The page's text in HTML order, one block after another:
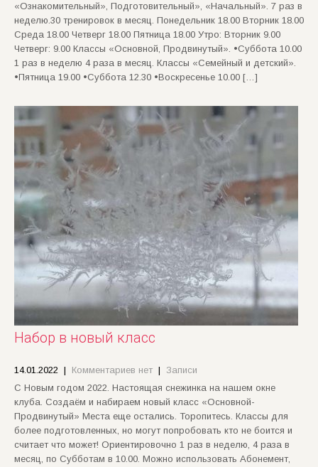
«Ознакомительный», Подготовительный», «Начальный». 7 раз в
неделю.30 тренировок в месяц. Понедельник 18.00 Вторник 18.00
Среда 18.00 Четверг 18.00 Пятница 18.00 Утро: Вторник 9.00
Четверг: 9.00 Классы «Основной, Продвинутый». •Суббота 10.00
1 раз в неделю 4 раза в месяц. Классы «Семейный и детский».
•Пятница 19.00 •Суббота 12.30 •Воскресенье 10.00 […]
Набор в новый класс
14.01.2022 | Комментариев нет | Записи
С Новым годом 2022. Настоящая снежинка на нашем окне
клуба. Создаём и набираем новый класс «Основной-
Продвинутый» Места еще остались. Торопитесь. Классы для
более подготовленных, но могут попробовать кто не боится и
считает что может! Ориентировочно 1 раз в неделю, 4 раза в
месяц, по Субботам в 10.00. Можно использовать Абонемент,